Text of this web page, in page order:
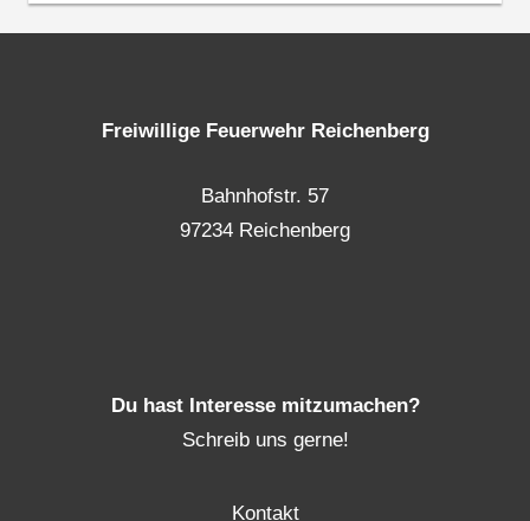
Freiwillige Feuerwehr Reichenberg
Bahnhofstr. 57
97234 Reichenberg
Du hast Interesse mitzumachen?
Schreib uns gerne!
Kontakt